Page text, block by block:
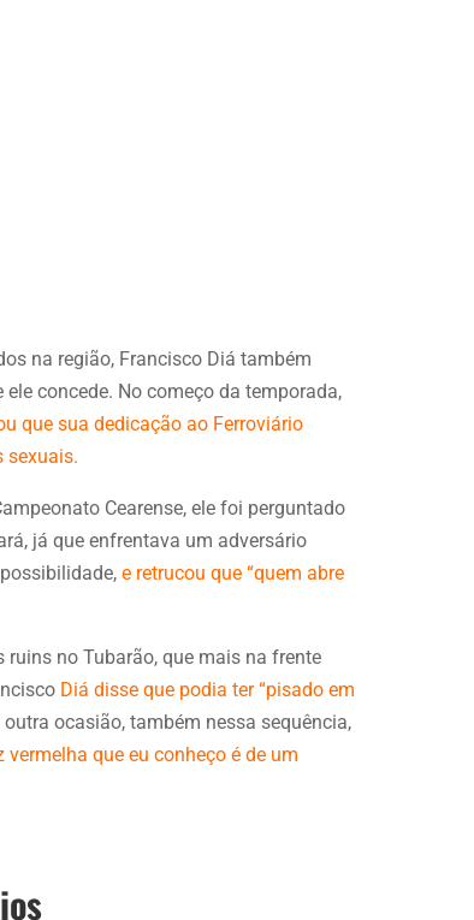
na região, Francisco Diá também
concede. No começo da temporada,
que sua dedicação ao Ferroviário
sexuais.
Cearense, ele foi perguntado
já que enfrentava um adversário
e retrucou que “quem abre
no Tubarão, que mais na frente
Diá disse que podia ter “pisado em
ocasião, também nessa sequência,
vermelha que eu conheço é de um